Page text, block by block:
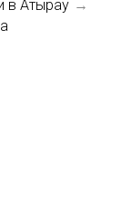
в Атырау →